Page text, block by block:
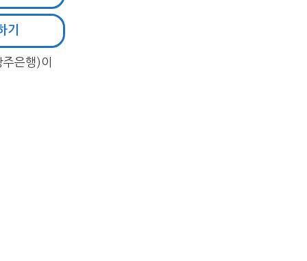
기
은행)이